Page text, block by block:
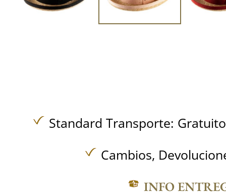
Standard Transporte:
Cambios,
INFO